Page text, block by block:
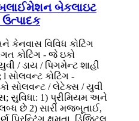
બેકલાઇટ
કેનવાસ વિવિધ કોટિંગ
કોટિંગ - જે ઇકો
/ ડાય / પિગમેન્ટ શાહી
l સોલવન્ટ કોટિંગ -
સોલવન્ટ / લેટેક્સ / યુવી
સુવિધા: 1) પ્રીમિયમ અને
છે 2) સારી મજબૂતાઈ,
પ્રિન્ટિંગ ક્ષમતા, ડિજિટલ